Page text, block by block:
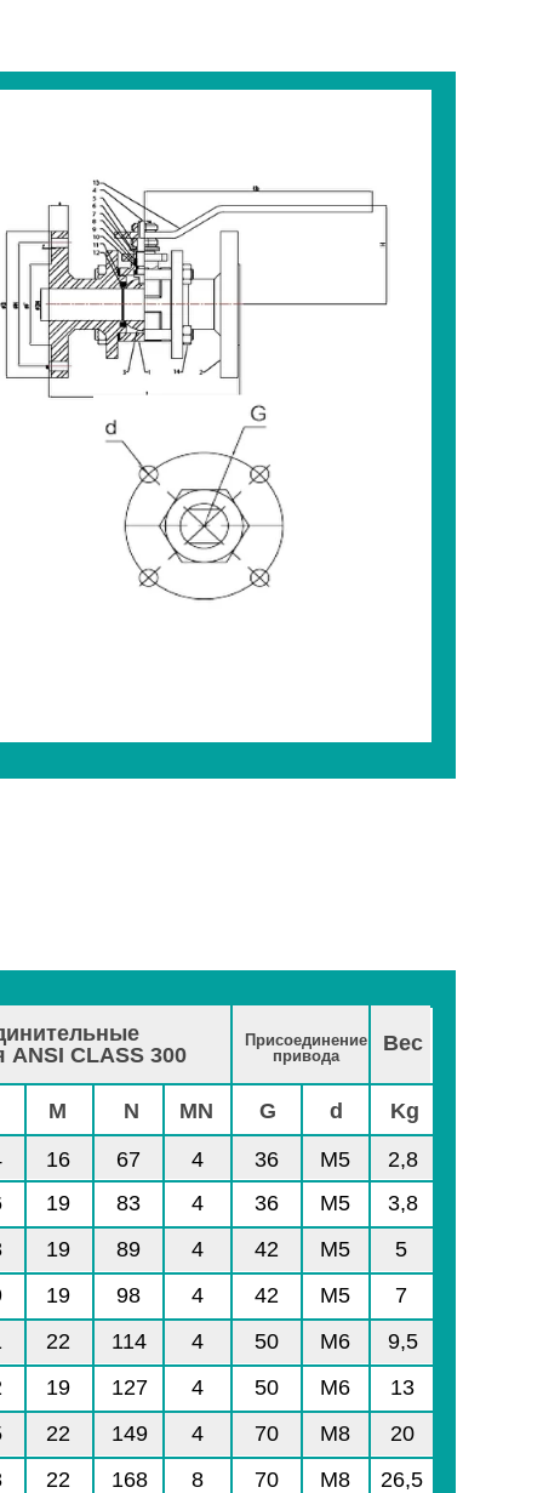
Присоединение
привода
Вес
CLASS 300
N
M MN Kg
G d
4
4
5
7
9,5
13
20
26,5
M5
M5
M5
M6
M6
M8
M8
3,8
83
89
98
114
127
149
168
67
19
19
19
22
19
22
22
16
36
42
42
50
50
70
70
36 M5 2,8
4
4
4
4
4
8